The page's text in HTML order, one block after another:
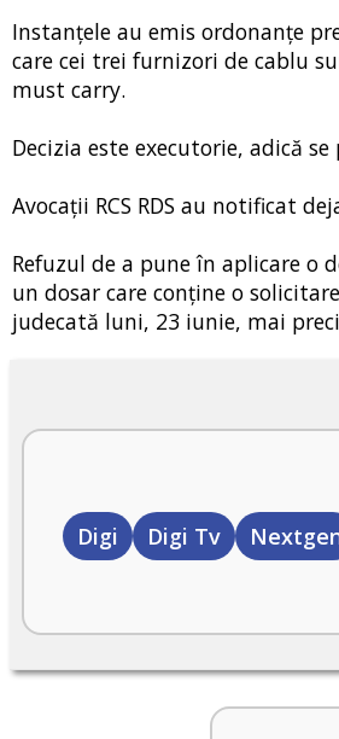
Instanţele au emis ordonanţe
care cei trei furnizori de cablu
must carry.
Decizia este executorie, adică
Avocaţii RCS RDS au notificat
Refuzul de a pune în aplicare o
un dosar care conţine o
judecată luni, 23 iunie, mai
Digi Digi Tv